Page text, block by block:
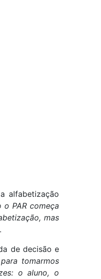
alfabetização
o PAR começa
mas
de decisão e
tomarmos
o aluno, o